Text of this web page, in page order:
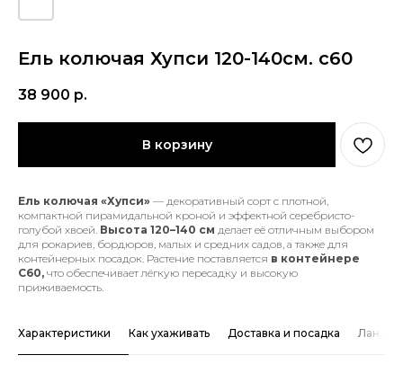
Ель колючая Хупси 120-140см. с60
38 900 р.
В корзину
Ель колючая «Хупси» — декоративный сорт с плотной,
компактной пирамидальной кроной и эффектной серебристо-
голубой хвоей. Высота 120–140 см делает её отличным выбором
для рокариев, бордюров, малых и средних садов, а также для
контейнерных посадок. Растение поставляется в контейнере
С60, что обеспечивает лёгкую пересадку и высокую
приживаемость.
Характеристики Как ухаживать Доставка и посадка